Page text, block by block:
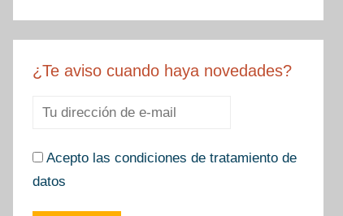
¿Te aviso cuando haya novedades?
Acepto las condiciones de tratamiento de
datos